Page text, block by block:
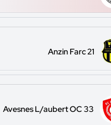
Anzin Farc 21
Avesnes L/aubert OC 33